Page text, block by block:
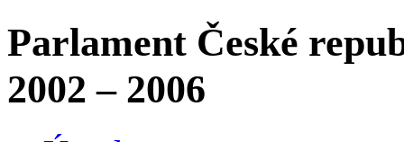
Parlament České
2002 – 2006